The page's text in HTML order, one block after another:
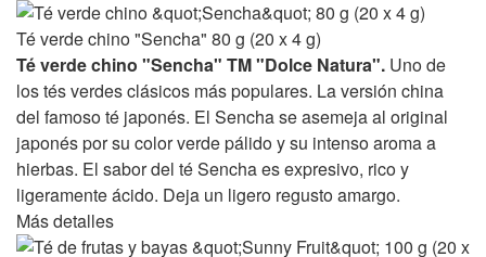
Té verde chino "Sencha" 80 g (20 x 4 g)
Té verde chino "Sencha" TM "Dolce Natura". Uno de
los tés verdes clásicos más populares. La versión china
del famoso té japonés. El Sencha se asemeja al original
japonés por su color verde pálido y su intenso aroma a
hierbas. El sabor del té Sencha es expresivo, rico y
ligeramente ácido. Deja un ligero regusto amargo.
Más detalles